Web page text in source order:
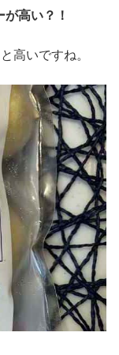
高い？！
高いですね。